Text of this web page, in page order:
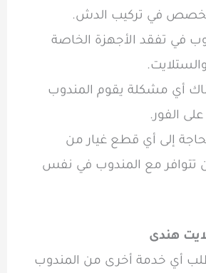
في تركيب الدش.
في تفقد الأجهزة الخاصة
أي مشكلة يقوم المندوب
الفور.
إلى أي قطع غيار من
تتوافر مع المندوب في نفس
هندى
أي خدمة أخرى من المندوب